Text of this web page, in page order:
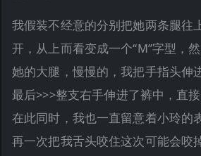
我假装不经意的分别把她两条腿往
开，从上而看变成一个“M”字型，
她的大腿，慢慢的，我把手指头伸
最后>>>整支右手伸进了裤中，直
在此同时，我也一直留意着小玲的
再一次把我舌头咬住这次可能会咬